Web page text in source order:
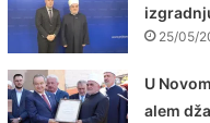
25/05/
U
alem